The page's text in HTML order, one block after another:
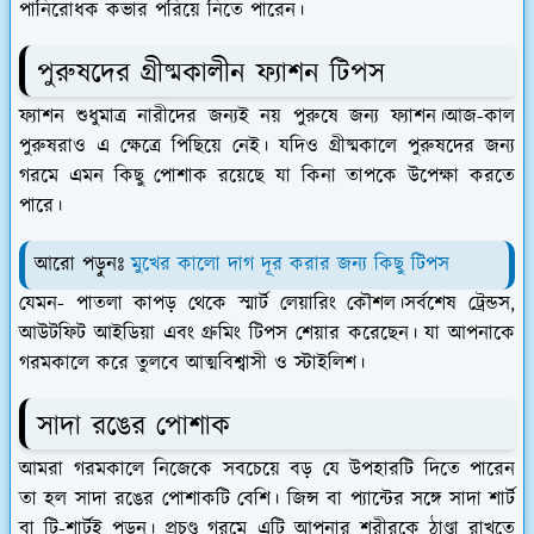
পানিরোধক কভার পরিয়ে নিতে পারেন।
পুরুষদের গ্রীষ্মকালীন ফ্যাশন টিপস
ফ্যাশন শুধুমাত্র নারীদের জন্যই নয় পুরুষে জন্য ফ্যাশন।আজ-কাল
পুরুষরাও এ ক্ষেত্রে পিছিয়ে নেই। যদিও গ্রীষ্মকালে পুরুষদের জন্য
গরমে এমন কিছু পোশাক রয়েছে যা কিনা তাপকে উপেক্ষা করতে
পারে।
আরো পড়ুনঃমুখের কালো দাগ দূর করার জন্য কিছু টিপস
যেমন- পাতলা কাপড় থেকে স্মার্ট লেয়ারিং কৌশল।সর্বশেষ ট্রেন্ডস,
আউটফিট আইডিয়া এবং গ্রুমিং টিপস শেয়ার করেছেন। যা আপনাকে
গরমকালে করে তুলবে আত্মবিশ্বাসী ও স্টাইলিশ।
সাদা রঙের পোশাক
আমরা গরমকালে নিজেকে সবচেয়ে বড় যে উপহারটি দিতে পারেন
তা হল সাদা রঙের পোশাকটি বেশি। জিন্স বা প্যান্টের সঙ্গে সাদা শার্ট